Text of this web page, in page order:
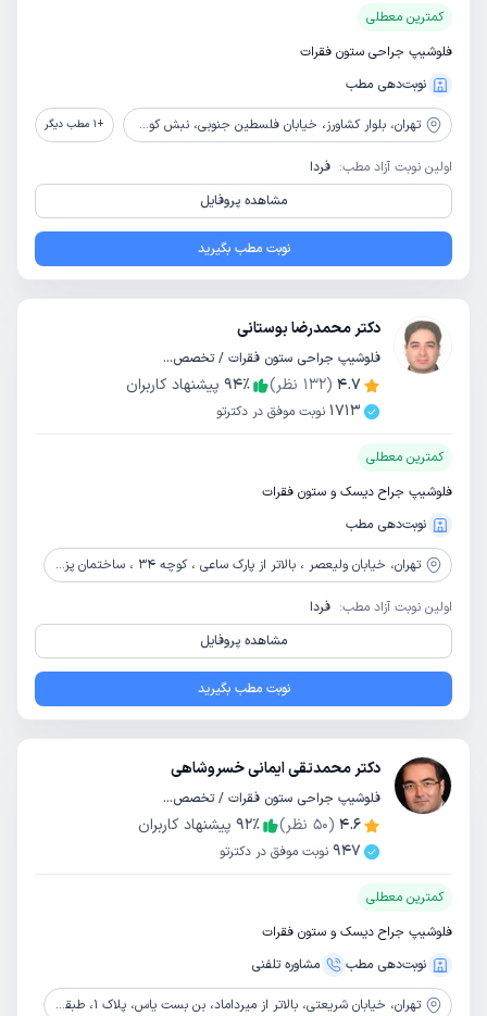
کمترین معطلی
فلوشیپ جراحی ستون فقرات
نوبت‌دهی مطب
تهران، بلوار کشاورز، خیابان فلسطین جنوبی، نبش کوچه ذاکری، پلاک 405، طبقه همکف +
1 مطب دیگر
اولین نوبت آزاد مطب: فردا
مشاهده پروفایل
نوبت مطب بگیرید
دکتر محمدرضا بوستانی
فلوشیپ جراحی ستون فقرات / تخصص جراحی مغز و اعصاب
4.7
(
132 نظر) 94٪
پیشنهاد کاربران
1713 نوبت موفق در دکترتو
کمترین معطلی
فلوشیپ جراح دیسک و ستون فقرات
نوبت‌دهی مطب
تهران، خیابان ولیعصر ، بالاتر از پارک ساعی ، کوچه 34 ، ساختمان پزشکان ولیعصر ،طبقه 4 ، واحد 16
اولین نوبت آزاد مطب: فردا
مشاهده پروفایل
نوبت مطب بگیرید
دکتر محمدتقی ایمانی خسروشاهی
فلوشیپ جراحی ستون فقرات / تخصص جراحی مغز و اعصاب
4.6
(
50 نظر) 92٪
پیشنهاد کاربران
947 نوبت موفق در دکترتو
کمترین معطلی
فلوشیپ جراح دیسک و ستون فقرات
نوبت‌دهی مطب
مشاوره‌ تلفنی
تهران، خیابان شریعتی، بالاتر از میرداماد، بن بست یاس، پلاک 1، طبقه 2